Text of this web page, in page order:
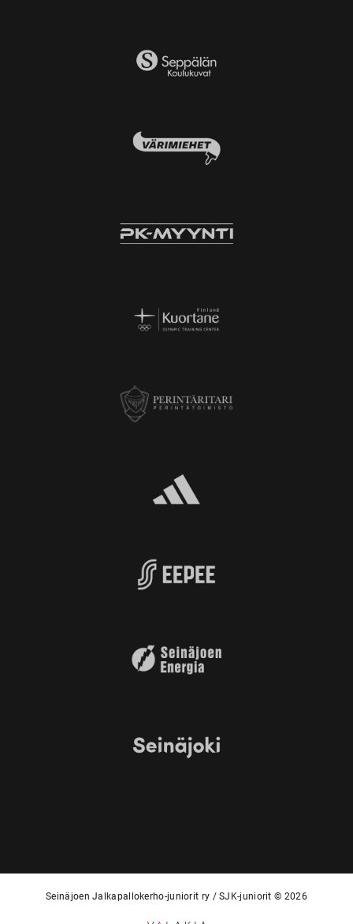
Seinäjoen Jalkapallokerho-juniorit ry / SJK-juniorit © 2026